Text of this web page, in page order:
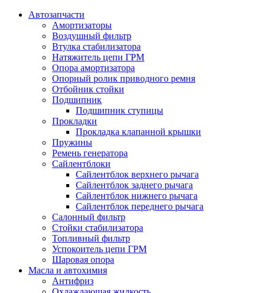
Автозапчасти
Амортизаторы
Воздушный фильтр
Втулка стабилизатора
Натяжитель цепи ГРМ
Опора амортизатора
Опорный ролик приводного ремня
Отбойник стойки
Подшипник
Подшипник ступицы
Прокладки
Прокладка клапанной крышки
Пружины
Ремень генератора
Сайлентблоки
Сайлентблок верхнего рычага
Сайлентблок заднего рычага
Сайлентблок нижнего рычага
Сайлентблок переднего рычага
Салонный фильтр
Стойки стабилизатора
Топливный фильтр
Успокоитель цепи ГРМ
Шаровая опора
Масла и автохимия
Антифриз